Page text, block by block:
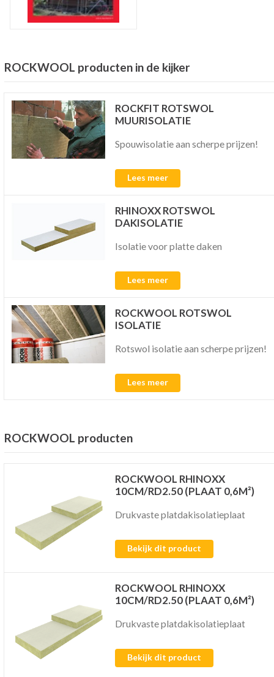
ROCKWOOL producten in de kijker
ROCKFIT ROTSWOL
MUURISOLATIE
Spouwisolatie aan scherpe prijzen!
Lees meer
RHINOXX ROTSWOL
DAKISOLATIE
Isolatie voor platte daken
Lees meer
ROCKWOOL ROTSWOL
ISOLATIE
Rotswol isolatie aan scherpe prijzen!
Lees meer
ROCKWOOL producten
ROCKWOOL RHINOXX
10CM/RD2.50 (PLAAT 0,6M²)
Drukvaste platdakisolatieplaat
Bekijk dit product
ROCKWOOL RHINOXX
10CM/RD2.50 (PLAAT 0,6M²)
Drukvaste platdakisolatieplaat
Bekijk dit product